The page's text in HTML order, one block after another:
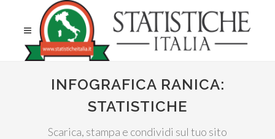
INFOGRAFICA RANICA:
STATISTICHE
Scarica, stampa e condividi sul tuo sito